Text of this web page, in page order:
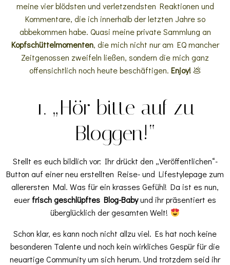
meine vier blödsten und verletzendsten Reaktionen und
Kommentare, die ich innerhalb der letzten Jahre so
abbekommen habe. Quasi meine private Sammlung an
Kopfschüttelmomenten, die mich nicht nur am EQ mancher
Zeitgenossen zweifeln ließen, sondern die mich ganz
offensichtlich noch heute beschäftigen. Enjoy!💩
1. „Hör bitte auf zu
Bloggen!“
Stellt es euch bildlich vor: Ihr drückt den „Veröffentlichen“-
Button auf einer neu erstellten Reise- und Lifestylepage zum
allerersten Mal. Was für ein krasses Gefühl! Da ist es nun,
euerfrisch geschlüpftes Blog-Babyund ihr präsentiert es
überglücklich der gesamten Welt!
Schon klar, es kann noch nicht allzu viel. Es hat noch keine
besonderen Talente und noch kein wirkliches Gespür für die
neuartige Community um sich herum. Und trotzdem seid ihr